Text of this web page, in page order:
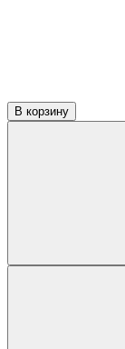
В корзину